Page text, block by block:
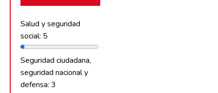
Salud y seguridad
social: 5
Seguridad ciudadana,
seguridad nacional y
defensa: 3